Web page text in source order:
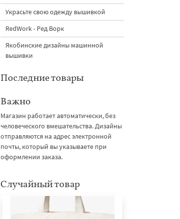
| В корзину
Украсьте свою одежду вышивкой
RedWork - Ред Ворк
Якобинские дизайны машинной
вышивки
Последние товары
Важно
Магазин работает автоматически, без
человеческого вмешательства. Дизайны
отправляются на адрес электронной
почты, который вы указываете при
оформлении заказа.
Случайный товар